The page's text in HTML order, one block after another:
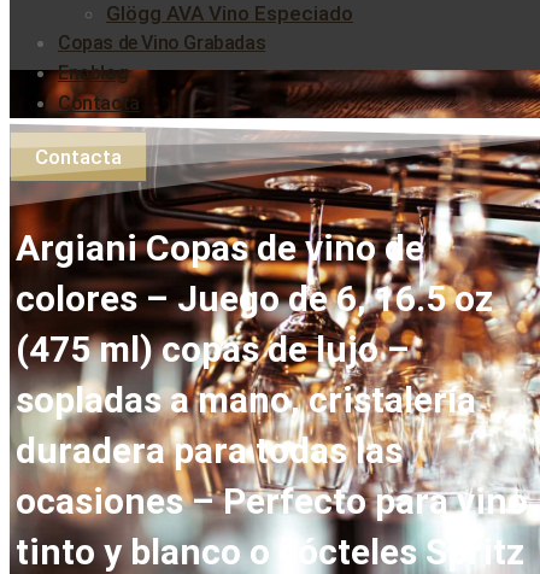
Glögg AVA Vino Especiado
Copas de Vino Grabadas
Enoblog
Contacta
Contacta
Argiani Copas de vino de
colores – Juego de 6, 16.5 oz
(475 ml) copas de lujo –
sopladas a mano, cristalería
duradera para todas las
ocasiones – Perfecto para vino
tinto y blanco o cócteles Spritz